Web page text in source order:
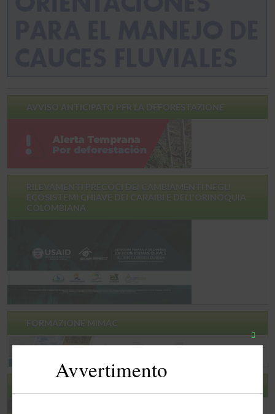
AVVISO ANTICIPATO PER LA DEFORESTAZIONE
ECOSISTEMI CHIAVE DEI CARAIBI E DELL'ORINOQUIA
COLOMBIANA
FORMAZIONE MIMAC
Chiudi
Avvertimento